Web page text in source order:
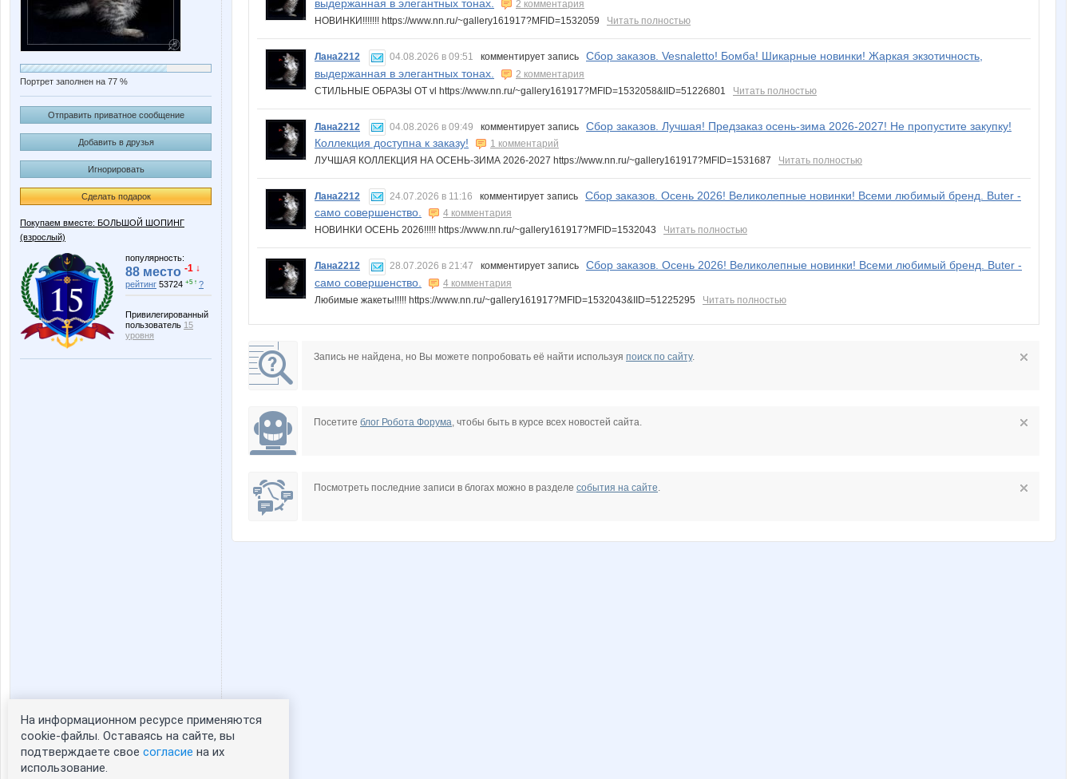
Портрет заполнен на 77 %
Отправить приватное сообщение
Добавить в друзья
Игнорировать
Сделать подарок
Покупаем вместе: БОЛЬШОЙ ШОПИНГ
(взрослый)
популярность:
88 место -1 ↓
рейтинг 53724 +5 ↑ ?
Привилегированный
пользователь 15
уровня
Статистика портрета:
сейчас просматривают портрет -3
зарегистрированные пользователи
выдержанная в элегантных тонах.
2 комментария
НОВИНКИ!!!!!!! https://www.nn.ru/~gallery161917?MFID=1532059 Читать полностью
Лана2212 04.08.2026 в 09:51 комментирует запись Сбор заказов. Vesnaletto! Бомба! Шикарные новинки! Жаркая экзотичность,
выдержанная в элегантных тонах.
2 комментария
СТИЛЬНЫЕ ОБРАЗЫ ОТ vl https://www.nn.ru/~gallery161917?MFID=1532058&IID=51226801 Читать полностью
Лана2212 04.08.2026 в 09:49 комментирует запись Сбор заказов. Лучшая! Предзаказ осень-зима 2026-2027! Не пропустите закупку!
Коллекция доступна к заказу!
1 комментарий
ЛУЧШАЯ КОЛЛЕКЦИЯ НА ОСЕНЬ-ЗИМА 2026-2027 https://www.nn.ru/~gallery161917?MFID=1531687 Читать полностью
Лана2212 24.07.2026 в 11:16 комментирует запись Сбор заказов. Осень 2026! Великолепные новинки! Всеми любимый бренд. Buter -
само совершенство.
4 комментария
НОВИНКИ ОСЕНЬ 2026!!!!! https://www.nn.ru/~gallery161917?MFID=1532043 Читать полностью
Лана2212 28.07.2026 в 21:47 комментирует запись Сбор заказов. Осень 2026! Великолепные новинки! Всеми любимый бренд. Buter -
само совершенство.
4 комментария
Любимые жакеты!!!!! https://www.nn.ru/~gallery161917?MFID=1532043&IID=51225295 Читать полностью
Запись не найдена, но Вы можете попробовать её найти используя поиск по сайту.
Посетите блог Робота Форума , чтобы быть в курсе всех новостей сайта.
Посмотреть последние записи в блогах можно в разделе события на сайте
На информационном ресурсе применяются
cookie-файлы. Оставаясь на сайте, вы
подтверждаете свое согласие на их
использование.